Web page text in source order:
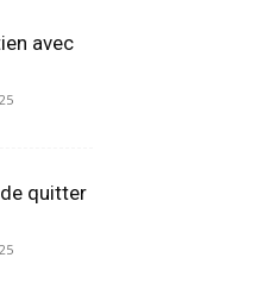
avec
quitter